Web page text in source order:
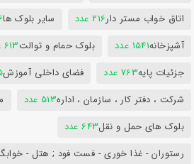
اتاق خواب مستر دار216 عدد سایر بلوک ها
آشپزخانه1541 عدد بلوک حمام و توالت613 عدد
جزئیات پایه763 عدد فضای داخلی آموزش
شرکت ، دفتر کار ، سازمان ، اداره513 عدد
بلوک های حمل و نقل643 عدد
رستوران - غذا خوری - فست فود ; هتل -